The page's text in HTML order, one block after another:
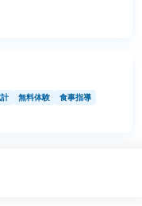
無料体験
食事指導